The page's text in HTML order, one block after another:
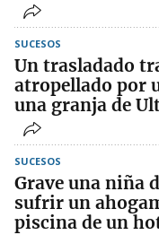
SUCESOS
Un trasladado
atropellado por
una granja de
SUCESOS
Grave una niña
sufrir un
piscina de un